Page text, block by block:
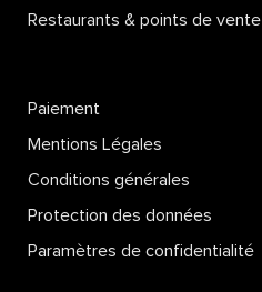
Restaurants & points de vente
Paiement
Mentions Légales
Conditions générales
Protection des données
Paramètres de confidentialité